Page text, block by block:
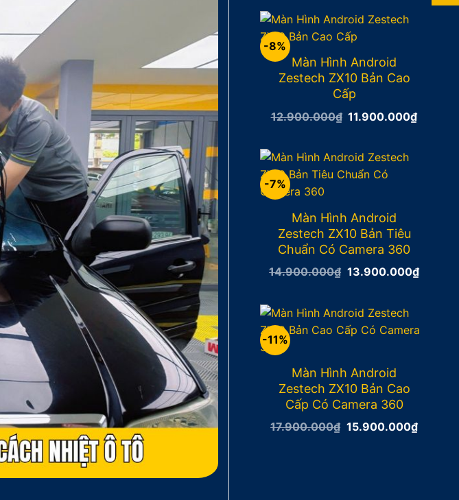
-8%
Màn Hình Android
Zestech ZX10 Bản Cao
Cấp
12.900.000₫ Giá
11.900.000₫Giá
-7%
Màn Hình Android
Zestech ZX10 Bản Tiêu
Chuẩn Có Camera 360
14.900.000₫ Giá
13.900.000₫Giá
hiện
-11%
Màn Hình Android
Zestech ZX10 Bản Cao
Cấp Có Camera 360
17.900.000₫ Giá
15.900.000₫Giá
hiện